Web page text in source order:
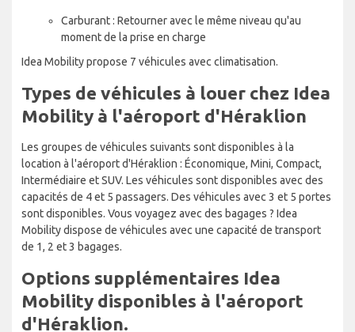
Carburant : Retourner avec le même niveau qu'au
moment de la prise en charge
Idea Mobility propose 7 véhicules avec climatisation.
Types de véhicules à louer chez Idea
Mobility à l'aéroport d'Héraklion
Les groupes de véhicules suivants sont disponibles à la
location à l'aéroport d'Héraklion : Économique, Mini, Compact,
Intermédiaire et SUV. Les véhicules sont disponibles avec des
capacités de 4 et 5 passagers. Des véhicules avec 3 et 5 portes
sont disponibles. Vous voyagez avec des bagages ? Idea
Mobility dispose de véhicules avec une capacité de transport
de 1, 2 et 3 bagages.
Options supplémentaires Idea
Mobility disponibles à l'aéroport
d'Héraklion.